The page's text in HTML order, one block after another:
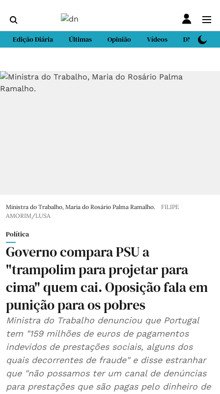
Edição Diária Últimas Opinião Vídeos DN Sport
Ministra do Trabalho, Maria do Rosário Palma Ramalho.
FILIPE
AMORIM/LUSA
Política
Governo compara PSU a
"trampolim para projetar para
cima" quem cai. Oposição fala em
punição para os pobres
Ministra do Trabalho denunciou que Portugal
tem "159 milhões de euros de pagamentos
indevidos de prestações sociais, alguns dos
quais decorrentes de fraude" e disse estranhar
que "não possamos ter um canal de denúncias
para prestações que são pagas pelo dinheiro de